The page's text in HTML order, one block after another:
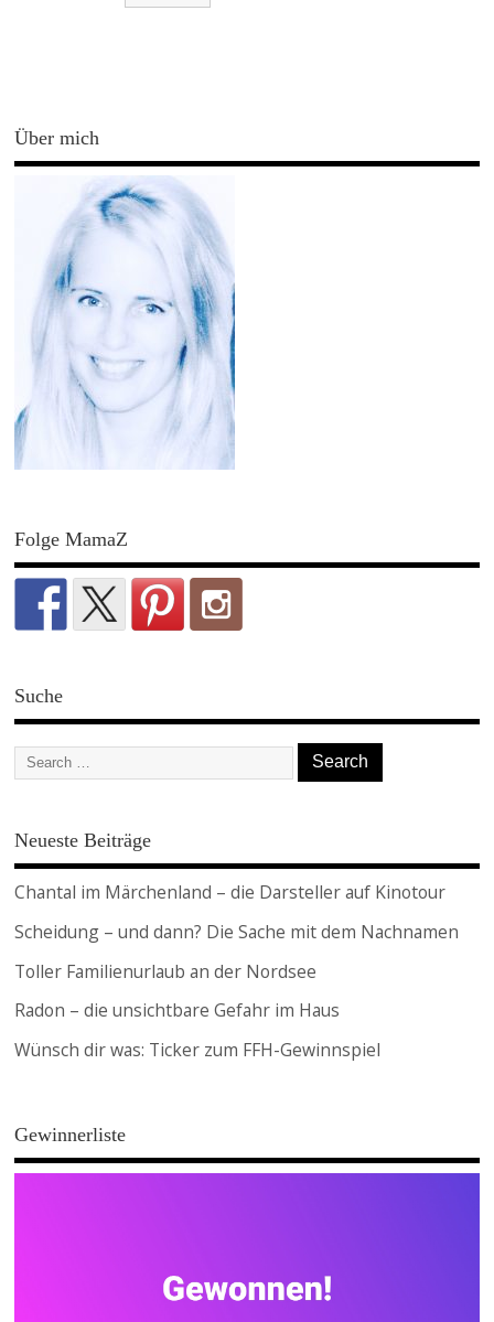
Über mich
Folge MamaZ
Suche
Neueste Beiträge
Chantal im Märchenland – die Darsteller auf Kinotour
Scheidung – und dann? Die Sache mit dem Nachnamen
Toller Familienurlaub an der Nordsee
Radon – die unsichtbare Gefahr im Haus
Wünsch dir was: Ticker zum FFH-Gewinnspiel
Gewinnerliste